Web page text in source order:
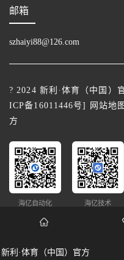
邮箱
szhaiyi88@126.com
? 2024 新利·体育（中国）
ICP备16011446号] 网站地图
方
海亿自动化 海亿技术
新利·体育（中国）官方